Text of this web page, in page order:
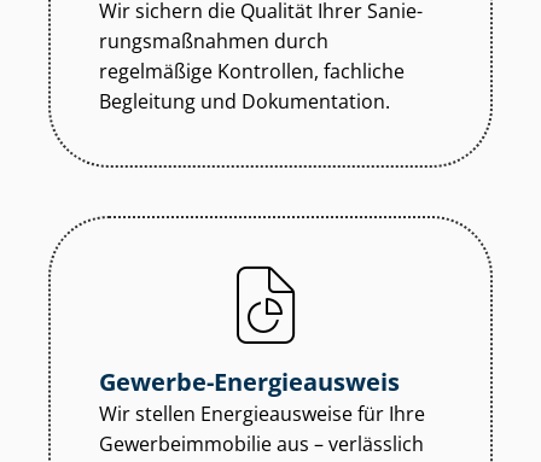
Wir sichern die Qualität Ihrer Sa­nie­
rungs­maß­nah­men durch
regelmäßige Kontrollen, fachliche
Begleitung und Dokumentation.
Gewerbe-Energieausweis
Wir stellen Energieausweise für Ihre
Ge­wer­be­im­mo­bi­lie aus – verlässlich